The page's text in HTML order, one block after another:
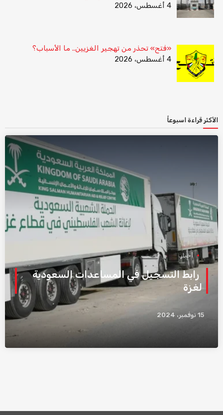
4 أغسطس، 2026
«فتح» تحذر من تهجير الغزيين.. ما الأسباب؟
4 أغسطس، 2026
الأكثر قراءة اسبوعاً
أخبار
رابط التسجيل في المساعدات السعودية
لغزة
15 نوفمبر، 2024